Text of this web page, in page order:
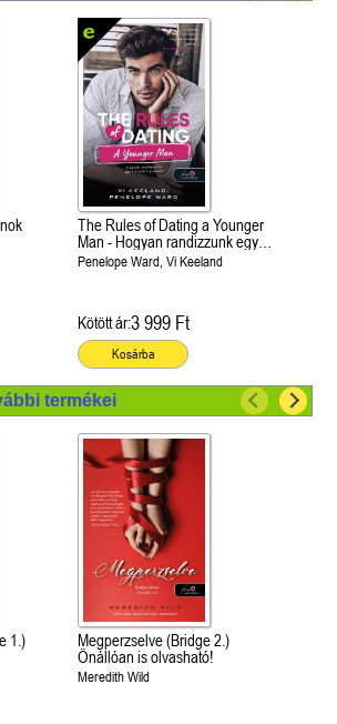
The Rules of Dating a Younger
Man - Hogyan randizzunk egy
fiatalabb pasival? (Hogyan
randizzunk? 4.)
Penelope Ward, Vi Keeland
Kötött ár:3 999 Ft
Kosárba
termékei
1.)
Megperzselve (Bridge 2.)
Önállóan is olvasható!
Meredith Wild